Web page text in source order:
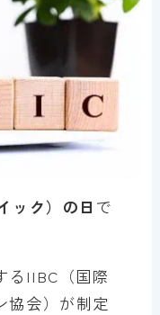
ック）の日 で
るIIBC（国際
協会）が制定